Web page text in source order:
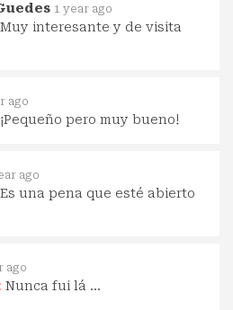
1 year ago
Muy interesante y de visita
ago
¡Pequeño pero muy bueno!
ago
Es una pena que esté abierto
ago
Nunca fui lá ...